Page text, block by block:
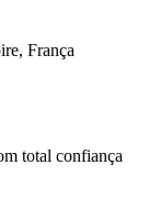
França
total confiança